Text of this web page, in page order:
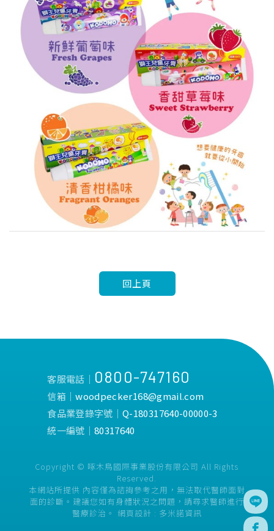
回上頁
客服電話│ 0800-747160
信箱│woodpecker168@gmail.com
食品業登錄字號│Q-180317640-00000-3
統一編號│80317640
Copyright © 啄木鳥國際事業股份有限公司 All Rights
Reserved.
本網站所提供 內容僅為諮詢參考之用，無法取代醫師面對
面的診斷。建議您如有身體狀況之問題，請尋求醫師進行
醫療診治。 網頁設計 : 多米諾資訊